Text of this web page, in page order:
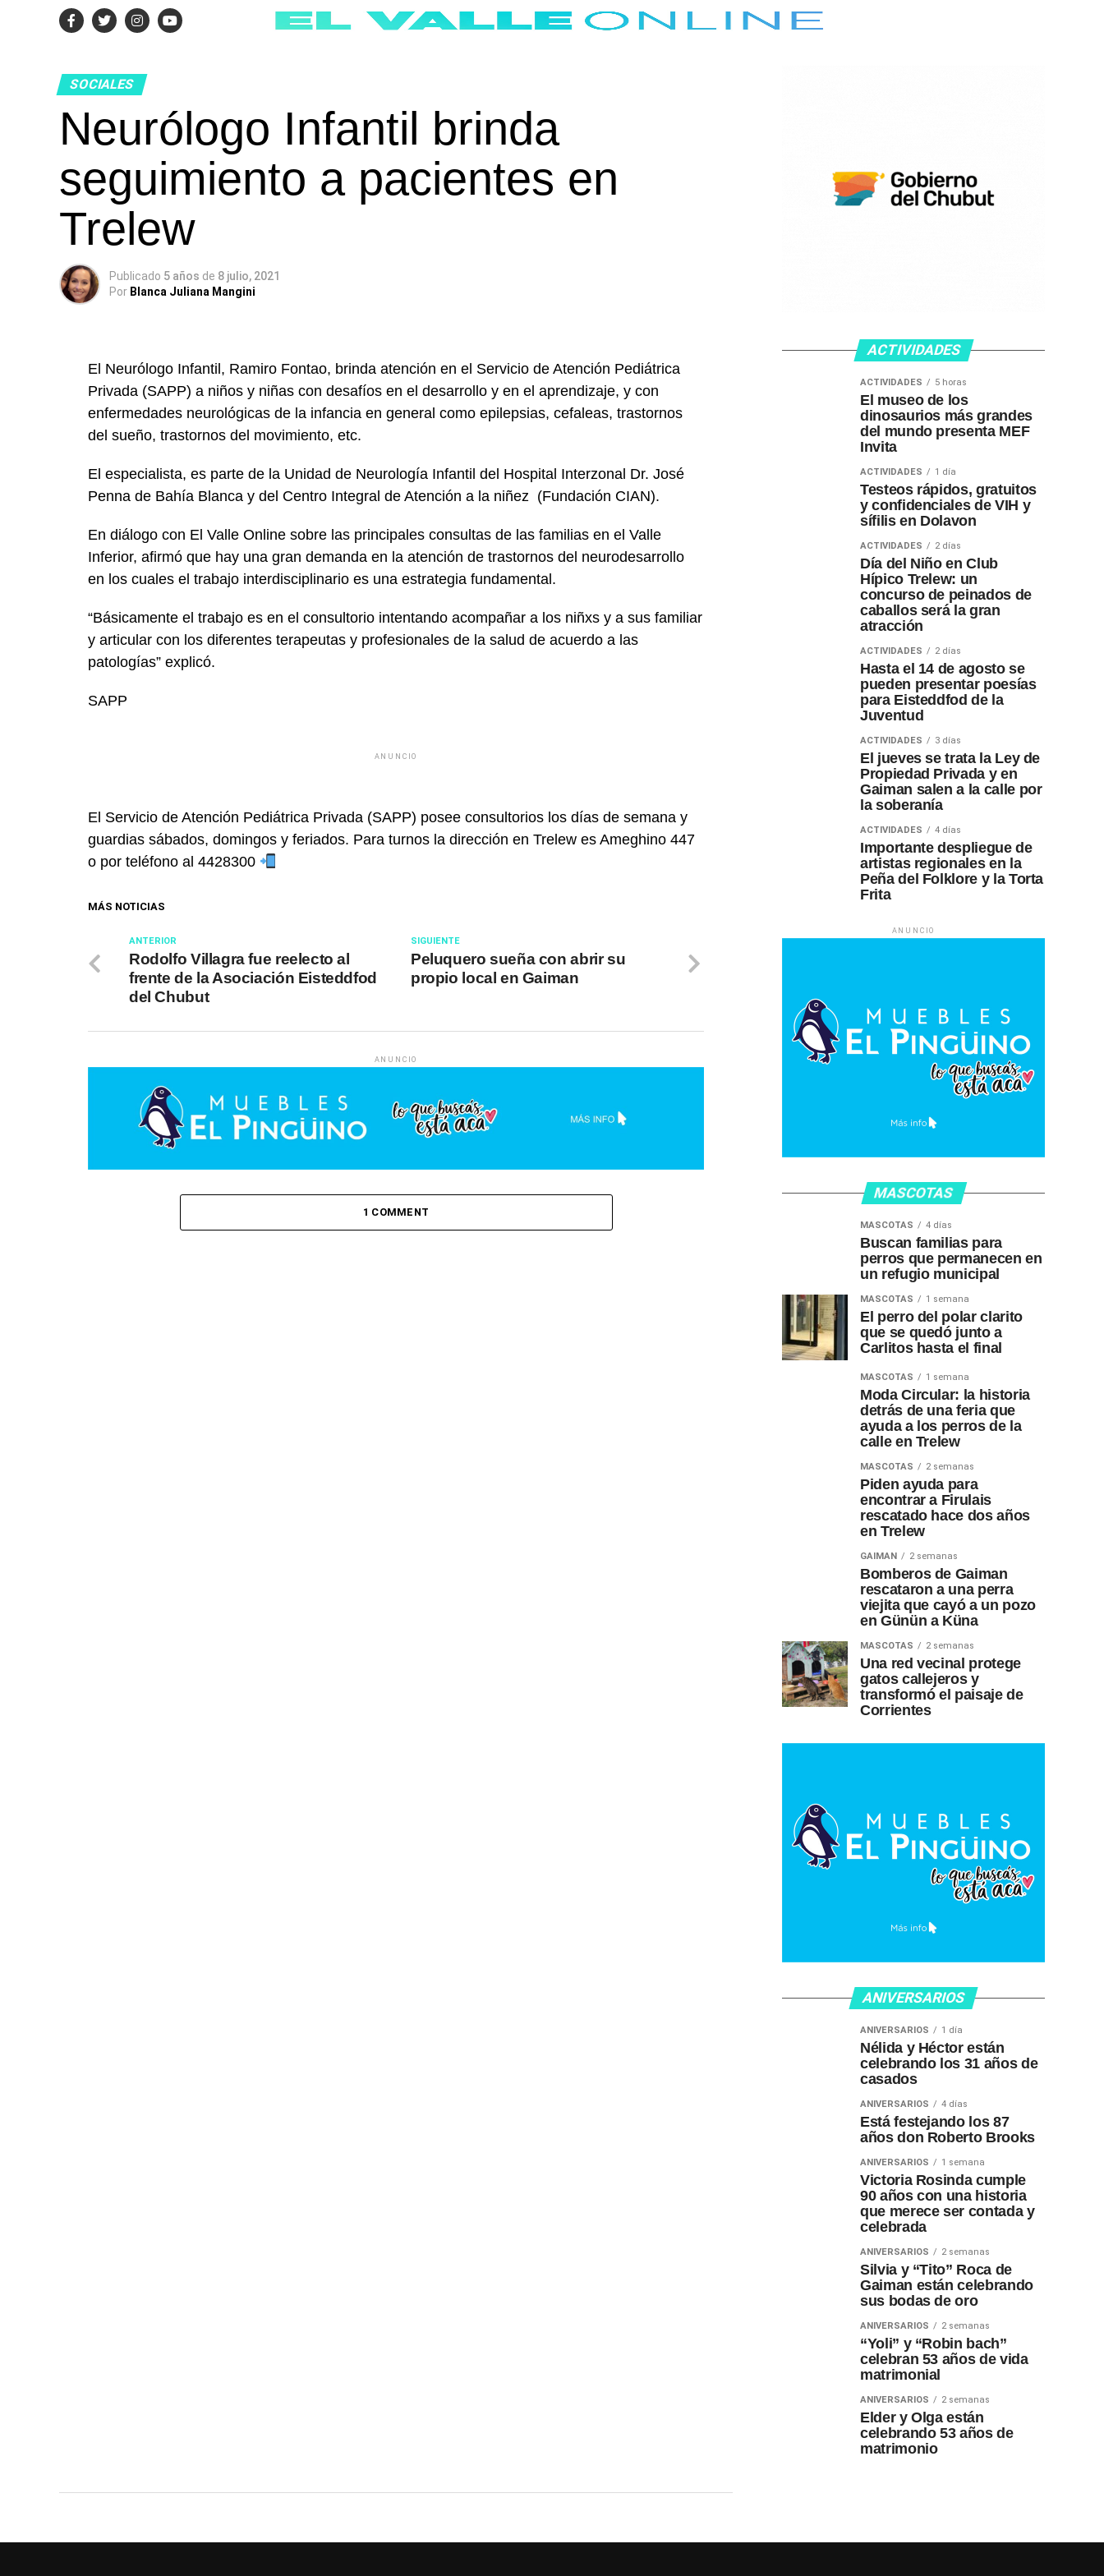
SOCIALES
Neurólogo Infantil brinda
seguimiento a pacientes en
Trelew
Publicado 5 años de 8 julio, 2021
Por Blanca Juliana Mangini
El Neurólogo Infantil, Ramiro Fontao, brinda atención en el Servicio de Atención Pediátrica
Privada (SAPP) a niños y niñas con desafíos en el desarrollo y en el aprendizaje, y con
enfermedades neurológicas de la infancia en general como epilepsias, cefaleas, trastornos
del sueño, trastornos del movimiento, etc.
El especialista, es parte de la Unidad de Neurología Infantil del Hospital Interzonal Dr. José
Penna de Bahía Blanca y del Centro Integral de Atención a la niñez (Fundación CIAN).
En diálogo con El Valle Online sobre las principales consultas de las familias en el Valle
Inferior, afirmó que hay una gran demanda en la atención de trastornos del neurodesarrollo
en los cuales el trabajo interdisciplinario es una estrategia fundamental.
“Básicamente el trabajo es en el consultorio intentando acompañar a los niñxs y a sus familiar
y articular con los diferentes terapeutas y profesionales de la salud de acuerdo a las
patologías” explicó.
SAPP
ANUNCIO
El Servicio de Atención Pediátrica Privada (SAPP) posee consultorios los días de semana y
guardias sábados, domingos y feriados. Para turnos la dirección en Trelew es Ameghino 447
o por teléfono al 4428300
MÁS NOTICIAS
SIGUIENTE
Peluquero sueña con abrir su
propio local en Gaiman
ANTERIOR
Rodolfo Villagra fue reelecto al
frente de la Asociación Eisteddfod
del Chubut
ANUNCIO
1 COMMENT
ACTIVIDADES
ACTIVIDADES 5 horas
El museo de los
dinosaurios más grandes
del mundo presenta MEF
Invita
ACTIVIDADES 1 día
Testeos rápidos, gratuitos
y confidenciales de VIH y
sífilis en Dolavon
ACTIVIDADES 2 días
Día del Niño en Club
Hípico Trelew: un
concurso de peinados de
caballos será la gran
atracción
ACTIVIDADES 2 días
Hasta el 14 de agosto se
pueden presentar poesías
para Eisteddfod de la
Juventud
ACTIVIDADES 3 días
El jueves se trata la Ley de
Propiedad Privada y en
Gaiman salen a la calle por
la soberanía
ACTIVIDADES 4 días
Importante despliegue de
artistas regionales en la
Peña del Folklore y la Torta
Frita
ANUNCIO
MASCOTAS
MASCOTAS 4 días
Buscan familias para
perros que permanecen en
un refugio municipal
MASCOTAS 1 semana
El perro del polar clarito
que se quedó junto a
Carlitos hasta el final
MASCOTAS 1 semana
Moda Circular: la historia
detrás de una feria que
ayuda a los perros de la
calle en Trelew
MASCOTAS 2 semanas
Piden ayuda para
encontrar a Firulais
rescatado hace dos años
en Trelew
GAIMAN 2 semanas
Bomberos de Gaiman
rescataron a una perra
viejita que cayó a un pozo
en Günün a Küna
MASCOTAS 2 semanas
Una red vecinal protege
gatos callejeros y
transformó el paisaje de
Corrientes
ANIVERSARIOS
ANIVERSARIOS 1 día
Nélida y Héctor están
celebrando los 31 años de
casados
ANIVERSARIOS 4 días
Está festejando los 87
años don Roberto Brooks
ANIVERSARIOS 1 semana
Victoria Rosinda cumple
90 años con una historia
que merece ser contada y
celebrada
ANIVERSARIOS 2 semanas
Silvia y “Tito” Roca de
Gaiman están celebrando
sus bodas de oro
ANIVERSARIOS 2 semanas
“Yoli” y “Robin bach”
celebran 53 años de vida
matrimonial
ANIVERSARIOS 2 semanas
Elder y Olga están
celebrando 53 años de
matrimonio